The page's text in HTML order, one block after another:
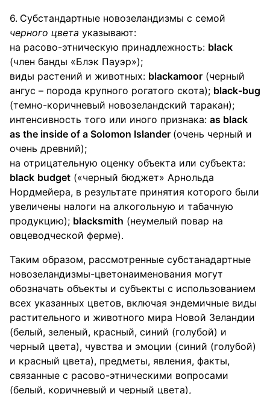
Субстандартные новозеландизмы с семой
черного цвета указывают:
на расово-этническую принадлежность: black
(член банды «Блэк Пауэр»);
виды растений и животных: blackamoor (черный
ангус – порода крупного рогатого скота); black-bug
(темно-коричневый новозеландский таракан);
интенсивность того или иного признака: as black
as the inside of а Solomon Islander (очень черный и
очень древний);
на отрицательную оценку объекта или субъекта:
black budget («черный бюджет» Арнольда
Нордмейера, в результате принятия которого были
увеличены налоги на алкогольную и табачную
продукцию); blacksmith (неумелый повар на
овцеводческой ферме).
Таким образом, рассмотренные субстанадартные
новозеландизмы-цветонаименования могут
обозначать объекты и субъекты с использованием
всех указанных цветов, включая эндемичные виды
растительного и животного мира Новой Зеландии
(белый, зеленый, красный, синий (голубой) и
черный цвета), чувства и эмоции (синий (голубой)
и красный цвета), предметы, явления, факты,
связанные с расово-этническими вопросами
(белый, коричневый и черный цвета),